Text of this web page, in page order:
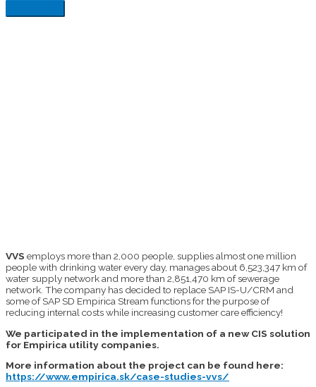
VVS employs more than 2,000 people, supplies almost one million
people with drinking water every day, manages about 6,523,347 km of
water supply network and more than 2,851,470 km of sewerage
network. The company has decided to replace SAP IS-U/CRM and
some of SAP SD Empirica Stream functions for the purpose of
reducing internal costs while increasing customer care efficiency!
We participated in the implementation of a new CIS solution
for Empirica utility companies.
More information about the project can be found here:
https://www.empirica.sk/case-studies-vvs/